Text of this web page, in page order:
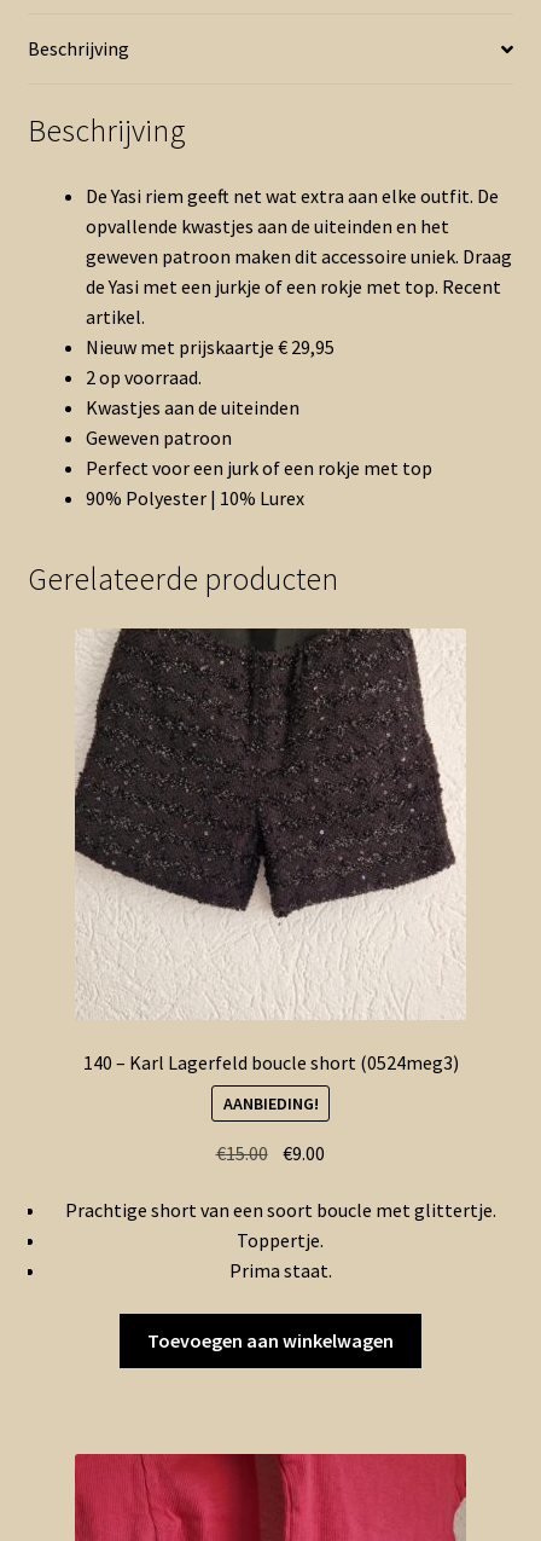
Beschrijving
Beschrijving
De Yasi riem geeft net wat extra aan elke outfit. De
opvallende kwastjes aan de uiteinden en het
geweven patroon maken dit accessoire uniek. Draag
de Yasi met een jurkje of een rokje met top. Recent
artikel.
Nieuw met prijskaartje € 29,95
2 op voorraad.
Kwastjes aan de uiteinden
Geweven patroon
Perfect voor een jurk of een rokje met top
90% Polyester | 10% Lurex
Gerelateerde producten
140 – Karl Lagerfeld boucle short (0524meg3)
AANBIEDING!
€15.00 Oorspronkelijke
was:
€15.00.
€9.00
is:
Prachtige short van een soort boucle met glittertje.
Toppertje.
Prima staat.
Toevoegen aan winkelwagen